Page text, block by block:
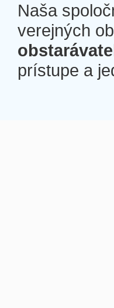
Naša
verejných
prístupe a